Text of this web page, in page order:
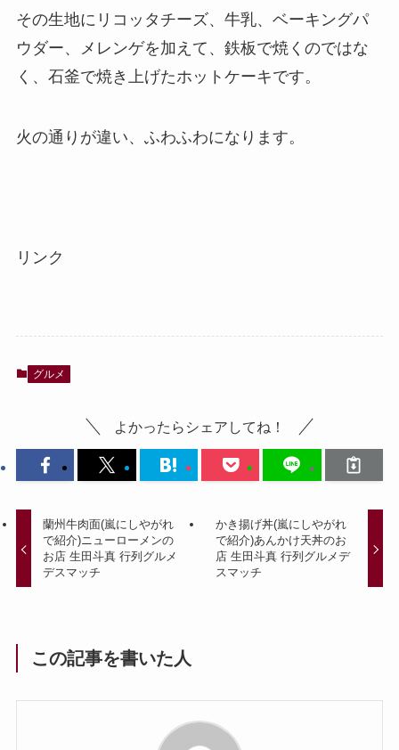
その生地にリコッタチーズ、牛乳、ベーキングパ
ウダー、メレンゲを加えて、鉄板で焼くのではな
く、石釜で焼き上げたホットケーキです。
火の通りが違い、ふわふわになります。
リンク
グルメ
よかったらシェアしてね！
蘭州牛肉面(嵐にしやがれ
で紹介)ニューローメンの
お店 生田斗真 行列グルメ
デスマッチ
かき揚げ丼(嵐にしやがれ
で紹介)あんかけ天丼のお
店 生田斗真 行列グルメデ
スマッチ
この記事を書いた人